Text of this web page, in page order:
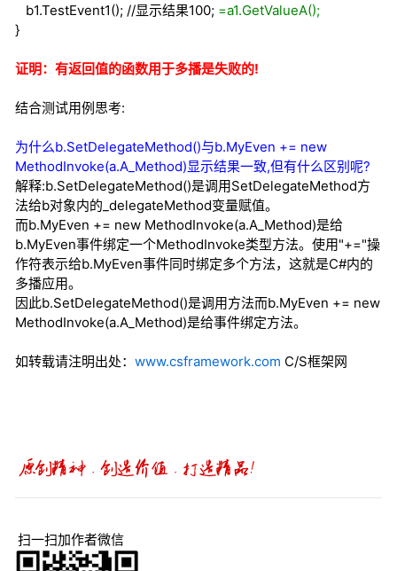
b1.TestEvent1(); //显示结果100; =a1.GetValueA();
}
证明：有返回值的函数用于多播是失败的!
结合测试用例思考:
为什么b.SetDelegateMethod()与b.MyEven += new
MethodInvoke(a.A_Method)显示结果一致,但有什么区别呢?
解释:b.SetDelegateMethod()是调用SetDelegateMethod方
法给b对象内的_delegateMethod变量赋值。
而b.MyEven += new MethodInvoke(a.A_Method)是给
b.MyEven事件绑定一个MethodInvoke类型方法。使用"+="操
作符表示给b.MyEven事件同时绑定多个方法，这就是C#内的
多播应用。
因此b.SetDelegateMethod()是调用方法而b.MyEven += new
MethodInvoke(a.A_Method)是给事件绑定方法。
如转载请注明出处： www.csframework.com C/S框架网
扫一扫加作者微信